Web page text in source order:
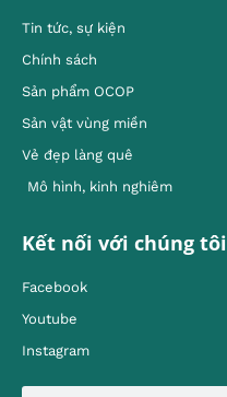
Tin tức, sự kiện
Chính sách
Sản phẩm OCOP
Sản vật vùng miền
Vẻ đẹp làng quê
Mô hình, kinh nghiêm
Kết nối với chúng tôi
Facebook
Youtube
Instagram